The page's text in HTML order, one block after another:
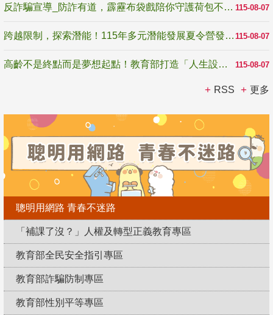
115-08-07
反詐騙宣導_防詐有道，霹靂布袋戲陪你守護荷包不受騙
115-08-07
跨越限制，探索潛能！115年多元潛能發展夏令營發掘生命無限可能
115-08-07
高齡不是終點而是夢想起點！教育部打造「人生設計夢工場」 參展第3屆高齡健康產業博覽會
RSS 更多
聰明用網路 青春不迷路
「補課了沒？」人權及轉型正義教育專區
教育部全民安全指引專區
教育部詐騙防制專區
教育部性別平等專區